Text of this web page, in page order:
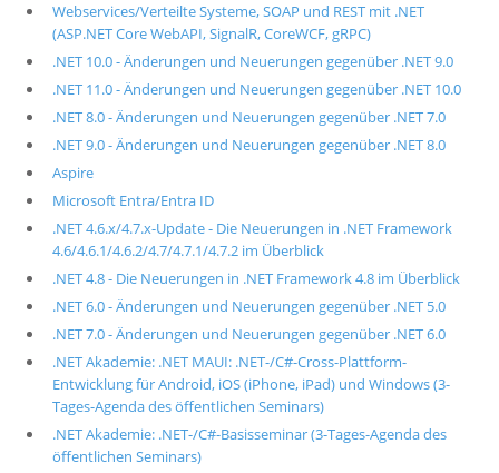
Webservices/Verteilte Systeme, SOAP und REST mit .NET
(ASP.NET Core WebAPI, SignalR, CoreWCF, gRPC)
.NET 10.0 - Änderungen und Neuerungen gegenüber .NET 9.0
.NET 11.0 - Änderungen und Neuerungen gegenüber .NET 10.0
.NET 8.0 - Änderungen und Neuerungen gegenüber .NET 7.0
.NET 9.0 - Änderungen und Neuerungen gegenüber .NET 8.0
Aspire
Microsoft Entra/Entra ID
.NET 4.6.x/4.7.x-Update - Die Neuerungen in .NET Framework
4.6/4.6.1/4.6.2/4.7/4.7.1/4.7.2 im Überblick
.NET 4.8 - Die Neuerungen in .NET Framework 4.8 im Überblick
.NET 6.0 - Änderungen und Neuerungen gegenüber .NET 5.0
.NET 7.0 - Änderungen und Neuerungen gegenüber .NET 6.0
.NET Akademie: .NET MAUI: .NET-/C#-Cross-Plattform-
Entwicklung für Android, iOS (iPhone, iPad) und Windows (3-
Tages-Agenda des öffentlichen Seminars)
.NET Akademie: .NET-/C#-Basisseminar (3-Tages-Agenda des
öffentlichen Seminars)